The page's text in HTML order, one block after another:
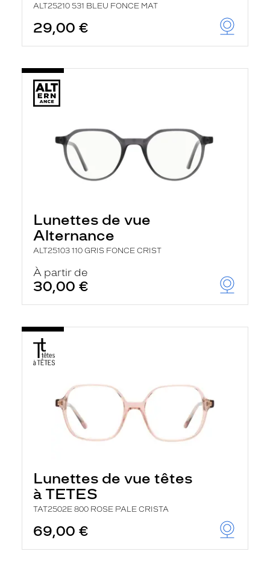
ALT25210 531 BLEU FONCE MAT
29,00 €
Lunettes de vue
Alternance
ALT25103 110 GRIS FONCE CRIST
À partir de
30,00 €
Lunettes de vue têtes
à TETES
TAT2502E 800 ROSE PALE CRISTA
69,00 €